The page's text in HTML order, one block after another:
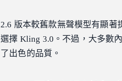
2.6 版本較舊款無聲模型有顯
選擇 Kling 3.0。不過，大多數
了出色的品質。